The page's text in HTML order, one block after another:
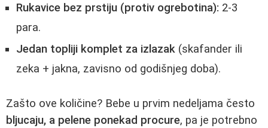
Rukavice bez prstiju (protiv ogrebotina): 2-3
para.
Jedan topliji komplet za izlazak (skafander ili
zeka + jakna, zavisno od godišnjeg doba).
Zašto ove količine? Bebe u prvim nedeljama često
bljucaju, a pelene ponekad procurе, pa je potrebno